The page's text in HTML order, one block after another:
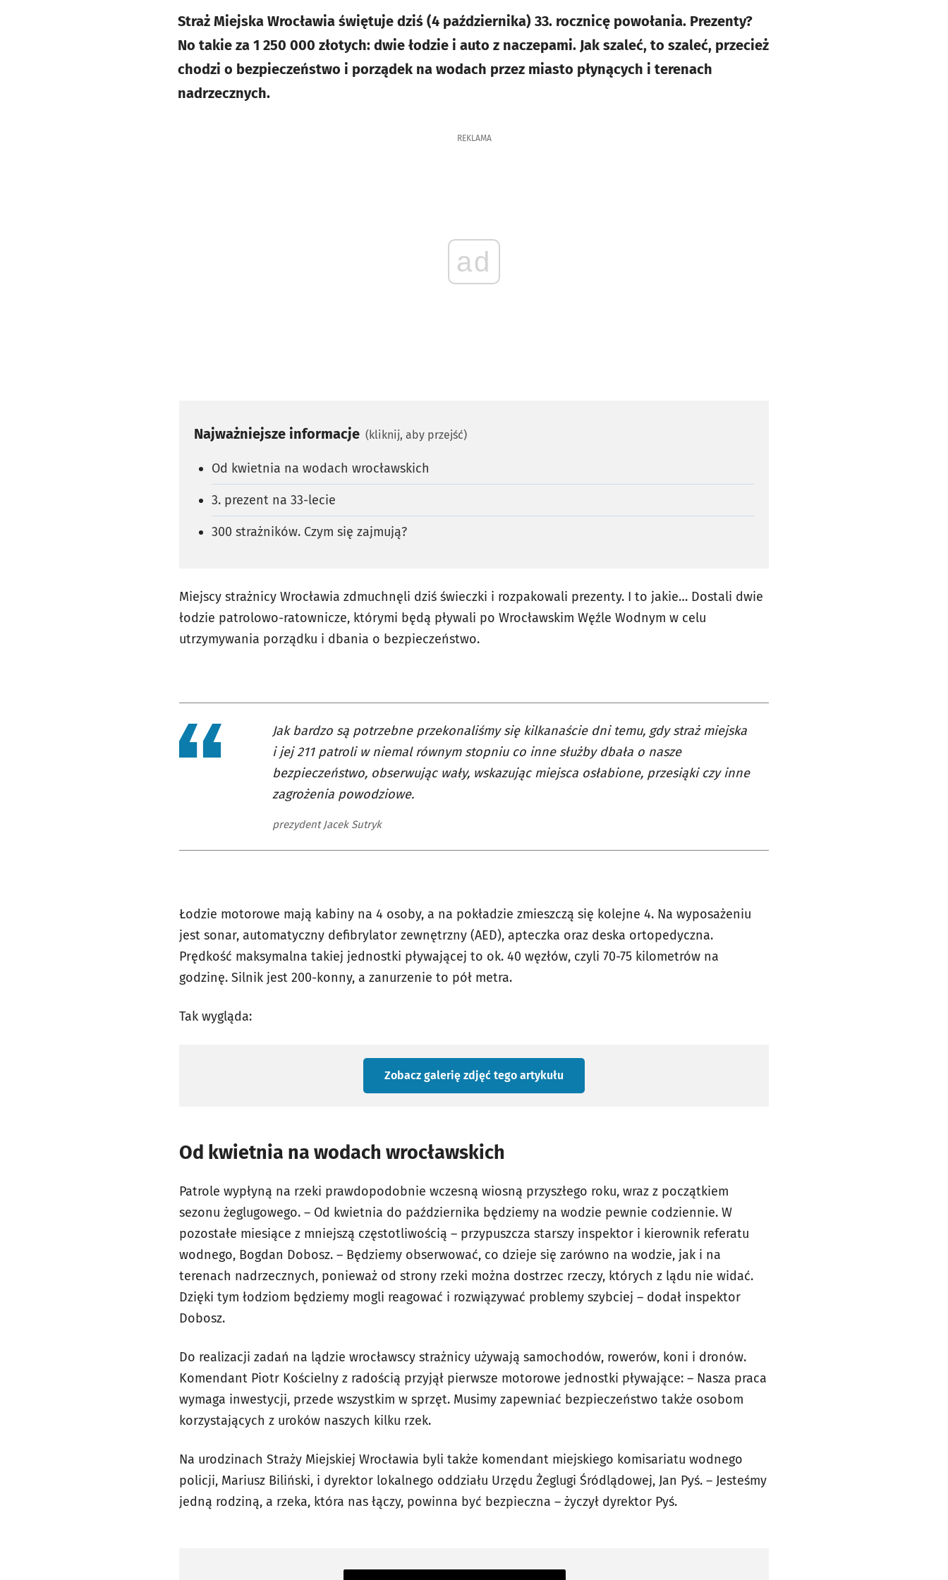
Straż Miejska Wrocławia świętuje dziś (4 października) 33. rocznicę powołania. Prezenty?
No takie za 1 250 000 złotych: dwie łodzie i auto z naczepami. Jak szaleć, to szaleć, przecież
chodzi o bezpieczeństwo i porządek na wodach przez miasto płynących i terenach
nadrzecznych.
REKLAMA
ad
Najważniejsze informacje (kliknij, aby przejść)
Od kwietnia na wodach wrocławskich
3. prezent na 33-lecie
300 strażników. Czym się zajmują?
Miejscy strażnicy Wrocławia zdmuchnęli dziś świeczki i rozpakowali prezenty. I to jakie… Dostali dwie
łodzie patrolowo-ratownicze, którymi będą pływali po Wrocławskim Węźle Wodnym w celu
utrzymywania porządku i dbania o bezpieczeństwo.
Jak bardzo są potrzebne przekonaliśmy się kilkanaście dni temu, gdy straż miejska
i jej 211 patroli w niemal równym stopniu co inne służby dbała o nasze
bezpieczeństwo, obserwując wały, wskazując miejsca osłabione, przesiąki czy inne
zagrożenia powodziowe.
prezydent Jacek Sutryk
Łodzie motorowe mają kabiny na 4 osoby, a na pokładzie zmieszczą się kolejne 4. Na wyposażeniu
jest sonar, automatyczny defibrylator zewnętrzny (AED), apteczka oraz deska ortopedyczna.
Prędkość maksymalna takiej jednostki pływającej to ok. 40 węzłów, czyli 70-75 kilometrów na
godzinę. Silnik jest 200-konny, a zanurzenie to pół metra.
Tak wygląda:
Zobacz galerię zdjęć tego artykułu
Od kwietnia na wodach wrocławskich
Patrole wypłyną na rzeki prawdopodobnie wczesną wiosną przyszłego roku, wraz z początkiem
sezonu żeglugowego. – Od kwietnia do października będziemy na wodzie pewnie codziennie. W
pozostałe miesiące z mniejszą częstotliwością – przypuszcza starszy inspektor i kierownik referatu
wodnego, Bogdan Dobosz. – Będziemy obserwować, co dzieje się zarówno na wodzie, jak i na
terenach nadrzecznych, ponieważ od strony rzeki można dostrzec rzeczy, których z lądu nie widać.
Dzięki tym łodziom będziemy mogli reagować i rozwiązywać problemy szybciej – dodał inspektor
Dobosz.
Do realizacji zadań na lądzie wrocławscy strażnicy używają samochodów, rowerów, koni i dronów.
Komendant Piotr Kościelny z radością przyjął pierwsze motorowe jednostki pływające: – Nasza praca
wymaga inwestycji, przede wszystkim w sprzęt. Musimy zapewniać bezpieczeństwo także osobom
korzystających z uroków naszych kilku rzek.
Na urodzinach Straży Miejskiej Wrocławia byli także komendant miejskiego komisariatu wodnego
policji, Mariusz Biliński, i dyrektor lokalnego oddziału Urzędu Żeglugi Śródlądowej, Jan Pyś. – Jesteśmy
jedną rodziną, a rzeka, która nas łączy, powinna być bezpieczna – życzył dyrektor Pyś.